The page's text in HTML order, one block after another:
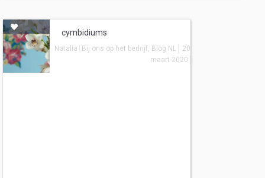
cymbidiums
Natalia Bij ons op het bedrijf, Blog NL
20
maart 2020